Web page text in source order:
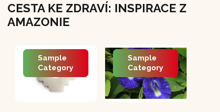
CESTA KE ZDRAVÍ: INSPIRACE Z
AMAZONIE
Sample
Category
Sample
Category